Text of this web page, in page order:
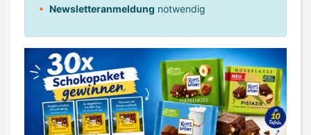
Newsletteranmeldung notwendig